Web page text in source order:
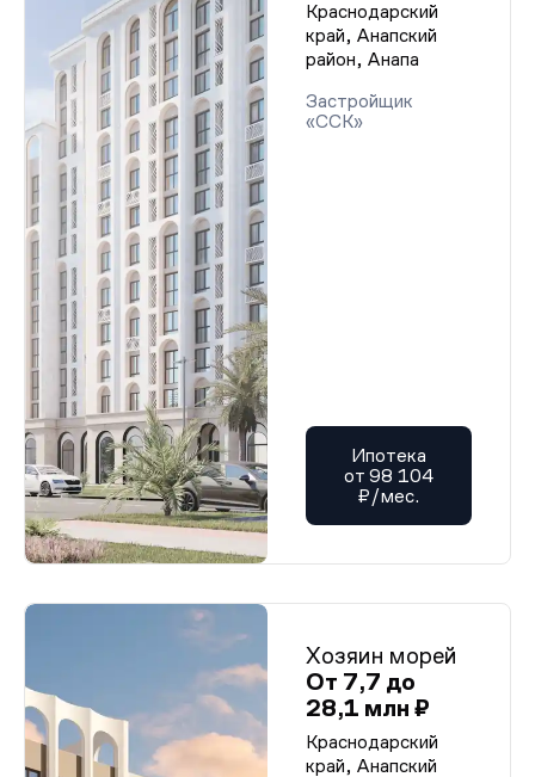
Краснодарский
край, Анапский
район, Анапа
Застройщик
«ССК»
Ипотека
от 98 104
₽/мес.
Хозяин морей
От 7,7 до
28,1 млн ₽
Краснодарский
край, Анапский